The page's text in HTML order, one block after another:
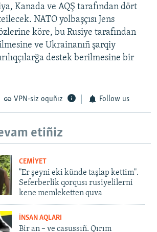
Kanada ve AQŞ tarafından dört
NATO yolbaşçısı Jens
köre, bu Rusiye tarafından
ve Ukrainanıñ şarqiy
destek berilmesine bir
VPN-siz oquñız Follow us
etiñiz
CEMİYET
"Er şeyni eki künde taşlap kettim".
Seferberlik qorqusı rusiyelilerni
kene memleketten quva
İNSAN AQLARI
Bir an – ve casussıñ. Qırım